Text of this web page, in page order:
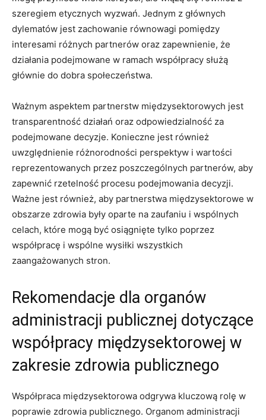
szeregiem etycznych wyzwań. Jednym ⁤z głównych
dylematów jest zachowanie‌ równowagi pomiędzy
interesami‌ różnych partnerów oraz zapewnienie, że
działania podejmowane w‌ ramach​ współpracy służą⁤
głównie do ​dobra społeczeństwa.
Ważnym aspektem partnerstw ‍międzysektorowych jest
transparentność działań oraz​ odpowiedzialność za
podejmowane decyzje. Konieczne ​jest również
uwzględnienie różnorodności perspektyw i wartości
reprezentowanych przez‌ poszczególnych ​partnerów, aby
zapewnić rzetelność procesu podejmowania decyzji.
Ważne jest⁤ również, aby partnerstwa międzysektorowe w
obszarze zdrowia były ‌oparte na⁢ zaufaniu‌ i wspólnych
celach, które mogą być osiągnięte ⁣tylko poprzez
współpracę i wspólne wysiłki wszystkich
zaangażowanych stron.
Rekomendacje dla organów
administracji publicznej dotyczące
współpracy międzysektorowej w
zakresie zdrowia publicznego
Współpraca międzysektorowa odgrywa kluczową ⁤rolę w
poprawie zdrowia publicznego. ⁢Organom administracji